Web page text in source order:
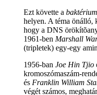
Ezt követte a
helyen. A téma önálló,
hogy a DNS
1961-ben Marshall
(tripletek) egy-egy
1956-ban Joe Hin Tjio
kromoszómaszám-
és Franklin William
végét számos,